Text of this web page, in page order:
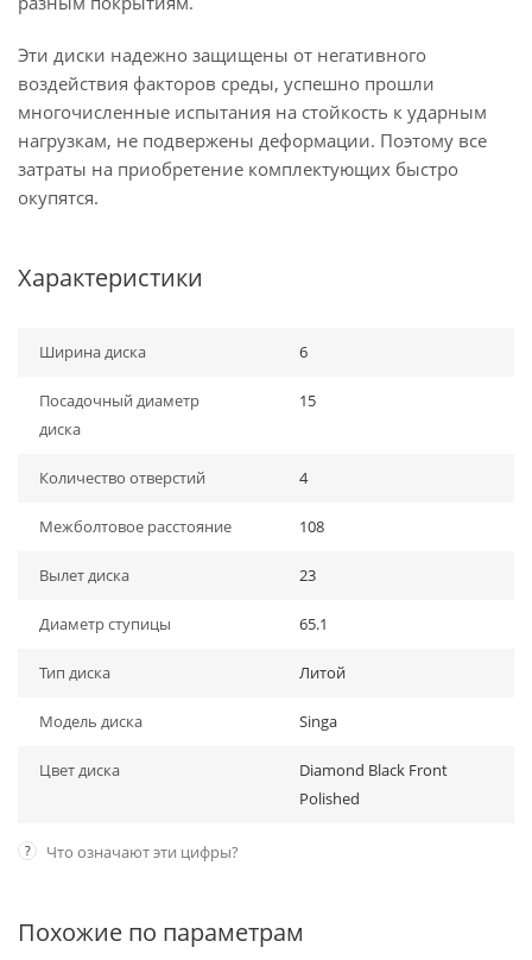
Эти диски надежно защищены от негативного
воздействия факторов среды, успешно прошли
многочисленные испытания на стойкость к ударным
нагрузкам, не подвержены деформации. Поэтому все
затраты на приобретение комплектующих быстро
окупятся.
Характеристики
Ширина диска 6
Посадочный диаметр
диска
15
Количество отверстий 4
Межболтовое расстояние 108
Вылет диска 23
Диаметр ступицы 65.1
Тип диска Литой
Модель диска Singa
Цвет диска
Diamond Black Front
Polished
? Что означают эти цифры?
Похожие по параметрам